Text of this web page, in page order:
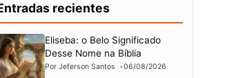
recientes
Eliseba: o Belo Significado
Desse Nome na Bíblia
Por Jeferson Santos 06/08/2026